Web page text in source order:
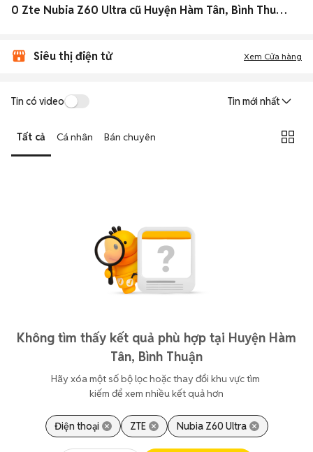
0 Zte Nubia Z60 Ultra cũ Huyện Hàm Tân, Bình Thuận đẹp
Siêu thị điện tử Xem Cửa hàng
Tin có video Tin mới nhất
Tất cả Cá nhân Bán chuyên
Không tìm thấy kết quả phù hợp tại Huyện Hàm
Tân, Bình Thuận
Hãy xóa một số bộ lọc hoặc thay đổi khu vực tìm
kiếm để xem nhiều kết quả hơn
Điện thoại ZTE Nubia Z60 Ultra